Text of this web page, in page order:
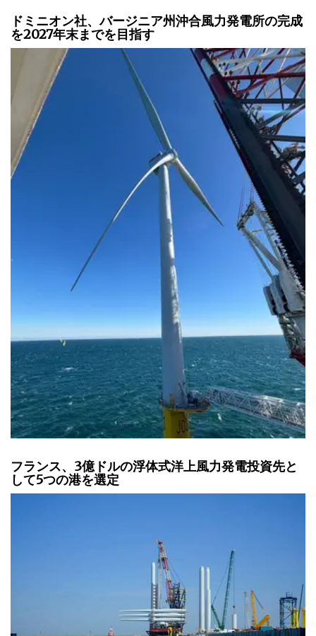
ドミニオン社、バージニア州沖合風力発電所の完成
を2027年末までを目指す
フランス、3億ドルの浮体式洋上風力発電投資先と
して5つの港を選定